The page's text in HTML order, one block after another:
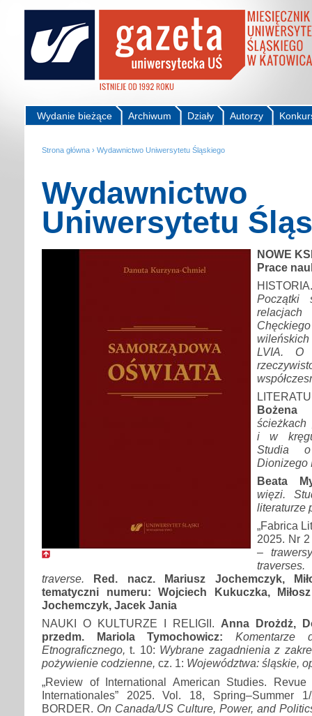
Autorzy
Działy
Archiwum
Wydanie bieżące
Strona główna › Wydawnictwo Uniwersytetu Śląskiego
Wydawnictwo
Uniwersytetu
NOWE
Prace
Początki
wileńskich
LVIA. O
Bożena
ścieżkach
i w
Studia
Dionizego
Beata
więzi.
literaturze
„Fabrica
2025. Nr
–
trav
traverse. Red. nacz. Mariusz Jochemczyk,
tematyczni numeru: Wojciech Kukuczka,
Jochemczyk, Jacek Jania
NAUKI O KULTURZE I RELIGII. Anna Drożdż,
przedm. Mariola Tymochowicz: Komentarze
Etnograficznego,t. 10: Wybrane zagadnienia z
pożywienie codzienne, cz. 1: Województwa: śląskie,
„Review of International American Studies. Revue
Internationales” 2025. Vol. 18, Spring–Summer
BORDER. On Canada/US Culture, Power, and